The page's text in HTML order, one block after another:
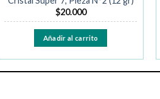
$20.000
Añadir al carrito